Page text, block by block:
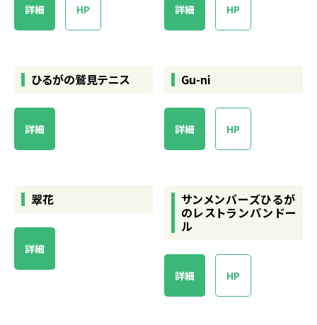
詳細 HP 詳細 HP
ひるがの鷲見テニス
詳細
Gu-ni
詳細 HP
翠花
詳細
サンメンバーズひるが
のレストランパンドー
ル
詳細 HP